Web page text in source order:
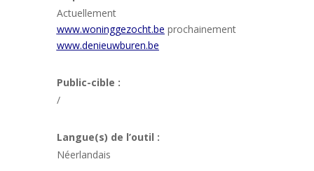
Actuellement
www.woninggezocht.be prochainement
www.denieuwburen.be
Public-cible :
/
Langue(s) de l’outil :
Néerlandais